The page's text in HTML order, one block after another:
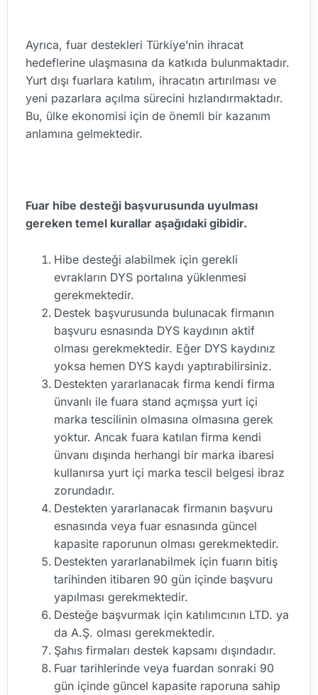
Ayrıca, fuar destekleri Türkiye’nin ihracat
hedeflerine ulaşmasına da katkıda bulunmaktadır.
Yurt dışı fuarlara katılım, ihracatın artırılması ve
yeni pazarlara açılma sürecini hızlandırmaktadır.
Bu, ülke ekonomisi için de önemli bir kazanım
anlamına gelmektedir.
Fuar hibe desteği başvurusunda uyulması
gereken temel kurallar aşağıdaki gibidir.
Hibe desteği alabilmek için gerekli
evrakların DYS portalına yüklenmesi
gerekmektedir.
Destek başvurusunda bulunacak firmanın
başvuru esnasında DYS kaydının aktif
olması gerekmektedir. Eğer DYS kaydınız
yoksa hemen DYS kaydı yaptırabilirsiniz.
Destekten yararlanacak firma kendi firma
ünvanlı ile fuara stand açmışsa yurt içi
marka tescilinin olmasına olmasına gerek
yoktur. Ancak fuara katılan firma kendi
ünvanı dışında herhangi bir marka ibaresi
kullanırsa yurt içi marka tescil belgesi ibraz
zorundadır.
Destekten yararlanacak firmanın başvuru
esnasında veya fuar esnasında güncel
kapasite raporunun olması gerekmektedir.
Destekten yararlanabilmek için fuarın bitiş
tarihinden itibaren 90 gün içinde başvuru
yapılması gerekmektedir.
Desteğe başvurmak için katılımcının LTD. ya
da A.Ş. olması gerekmektedir.
Şahıs firmaları destek kapsamı dışındadır.
Fuar tarihlerinde veya fuardan sonraki 90
gün içinde güncel kapasite raporuna sahip